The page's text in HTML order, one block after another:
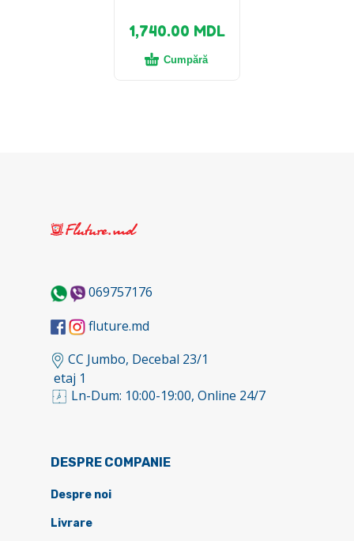
1,740.00 MDL
Cumpără
069757176
fluture.md
CC Jumbo, Decebal 23/1
etaj 1
Ln-Dum: 10:00-19:00, Online 24/7
DESPRE COMPANIE
Despre noi
Livrare